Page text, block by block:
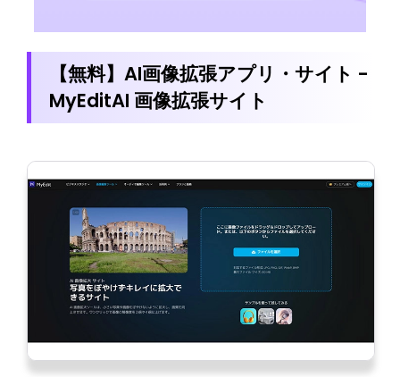
【無料】AI画像拡張アプリ・サイト -
MyEditAI 画像拡張サイト